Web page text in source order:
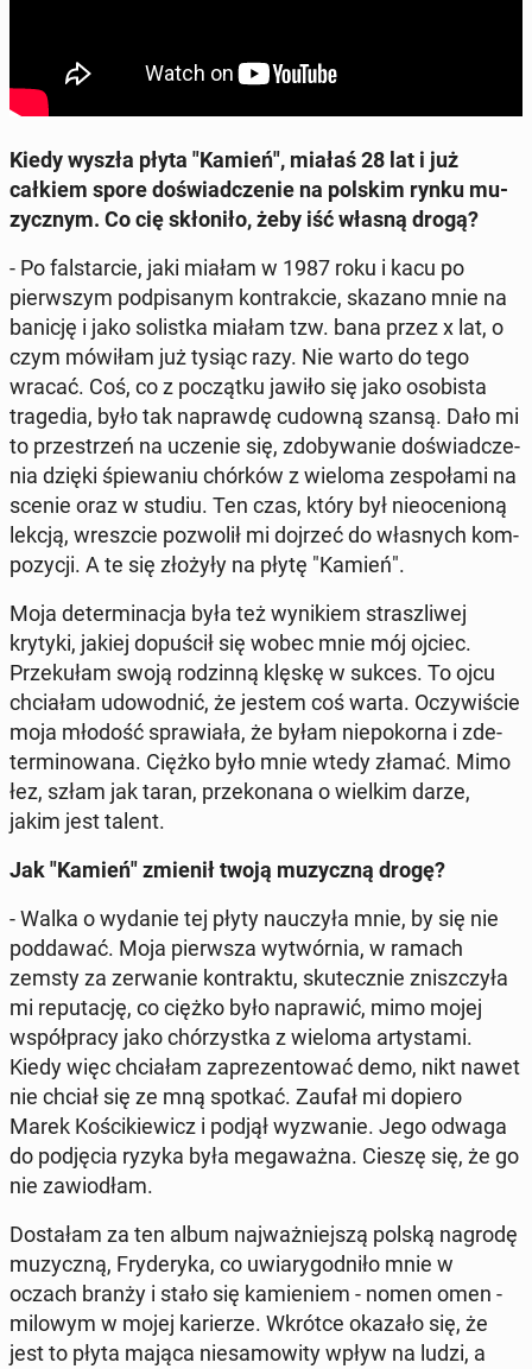
Kiedy wyszła płyta "Kamień", miałaś 28 lat i już
całkiem spore do­świad­cze­nie na polskim rynku mu­
zycz­nym. Co cię skło­ni­ło, żeby iść własną drogą?
- Po fal­star­cie, jaki miałam w 1987 roku i kacu po
pierw­szym pod­pi­sa­nym kontr­ak­cie, skazano mnie na
banicję i jako so­list­ka miałam tzw. bana przez x lat, o
czym mówiłam już tysiąc razy. Nie warto do tego
wracać. Coś, co z po­cząt­ku jawiło się jako oso­bi­sta
tra­ge­dia, było tak na­praw­dę cudowną szansą. Dało mi
to prze­strzeń na uczenie się, zdo­by­wa­nie do­świad­cze­
nia dzięki śpie­wa­niu chórków z wieloma ze­spo­ła­mi na
scenie oraz w studiu. Ten czas, który był nie­oce­nio­ną
lekcją, wresz­cie po­zwo­lił mi dojrzeć do wła­snych kom­
po­zy­cji. A te się złożyły na płytę "Kamień".
Moja de­ter­mi­na­cja była też wy­ni­kiem strasz­li­wej
krytyki, jakiej do­pu­ścił się wobec mnie mój ojciec.
Prze­ku­łam swoją ro­dzin­ną klęskę w sukces. To ojcu
chcia­łam udo­wod­nić, że jestem coś warta. Oczy­wi­ście
moja młodość spra­wia­ła, że byłam nie­po­kor­na i zde­
ter­mi­no­wa­na. Ciężko było mnie wtedy złamać. Mimo
łez, szłam jak taran, prze­ko­na­na o wielkim darze,
jakim jest talent.
Jak "Kamień" zmienił twoją mu­zycz­ną drogę?
- Walka o wydanie tej płyty na­uczy­ła mnie, by się nie
pod­da­wać. Moja pierw­sza wy­twór­nia, w ramach
zemsty za ze­rwa­nie kon­trak­tu, sku­tecz­nie znisz­czy­ła
mi re­pu­ta­cję, co ciężko było na­pra­wić, mimo mojej
współ­pra­cy jako chó­rzyst­ka z wieloma ar­ty­sta­mi.
Kiedy więc chcia­łam za­pre­zen­to­wać demo, nikt nawet
nie chciał się ze mną spotkać. Zaufał mi dopiero
Marek Ko­ści­kie­wicz i podjął wy­zwa­nie. Jego odwaga
do pod­ję­cia ryzyka była me­ga­waż­na. Cieszę się, że go
nie za­wio­dłam.
Do­sta­łam za ten album naj­waż­niej­szą polską nagrodę
mu­zycz­ną, Fry­de­ry­ka, co uwia­ry­god­ni­ło mnie w
oczach branży i stało się ka­mie­niem - nomen omen -
milowym w mojej ka­rie­rze. Wkrótce okazało się, że
jest to płyta mająca nie­sa­mo­wi­ty wpływ na ludzi, a